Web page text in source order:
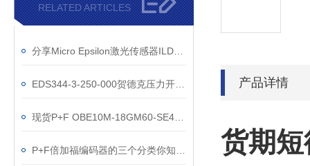
RELATED ARTICLES
产品详情
货期